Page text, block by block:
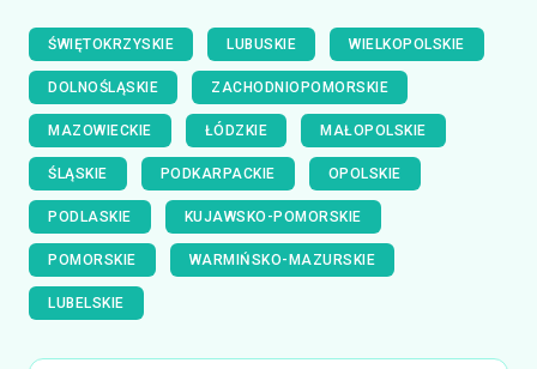
ŚWIĘTOKRZYSKIE LUBUSKIE WIELKOPOLSKIE
DOLNOŚLĄSKIE ZACHODNIOPOMORSKIE
MAZOWIECKIE ŁÓDZKIE MAŁOPOLSKIE
ŚLĄSKIE PODKARPACKIE OPOLSKIE
PODLASKIE KUJAWSKO-POMORSKIE
POMORSKIE WARMIŃSKO-MAZURSKIE
LUBELSKIE